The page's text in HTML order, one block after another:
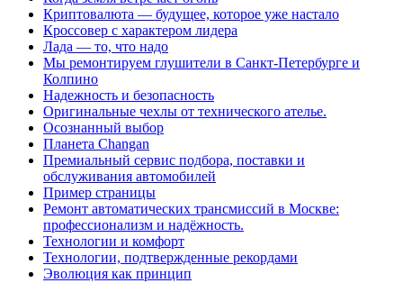
Криптовалюта — будущее, которое уже настало
Кроссовер с характером лидера
Лада — то, что надо
Мы ремонтируем глушители в Санкт-Петербурге и
Колпино
Надежность и безопасность
Оригинальные чехлы от технического ателье.
Осознанный выбор
Планета Changan
Премиальный сервис подбора, поставки и
обслуживания автомобилей
Пример страницы
Ремонт автоматических трансмиссий в Москве:
профессионализм и надёжность.
Технологии и комфорт
Технологии, подтвержденные рекордами
Эволюция как принцип